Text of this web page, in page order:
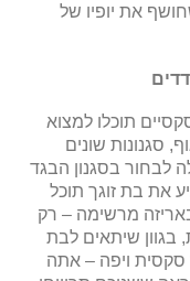
את יופיו של
תוכלו למצוא
סגנונות שונים
לבחור בסגנון הבגד
את בת זוגך תוכל
מרשימה – רק
בגוון שיתאים לבת
סקסית ויפה – אתה